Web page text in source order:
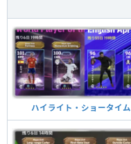
ハイライト・ショータイム